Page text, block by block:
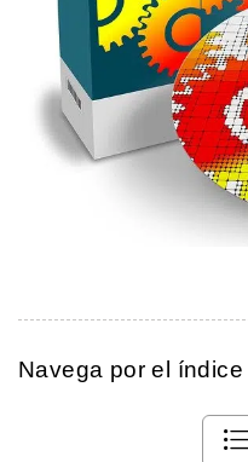
Navega por el